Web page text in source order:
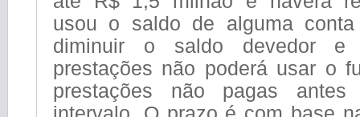
usou o saldo de alguma
diminuir o saldo devedor
prestações não poderá usar o
prestações não pagas